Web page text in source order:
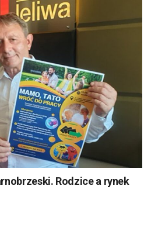
Rodzice a rynek